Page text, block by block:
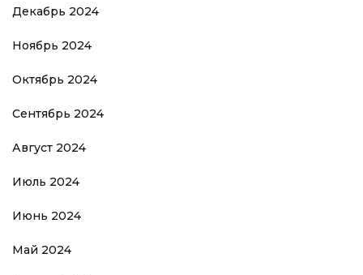
Декабрь 2024
Ноябрь 2024
Октябрь 2024
Сентябрь 2024
Август 2024
Июль 2024
Июнь 2024
Май 2024